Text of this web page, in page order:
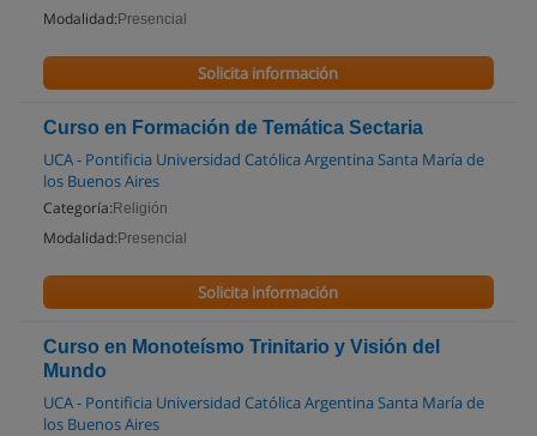
Modalidad: Presencial
Solicita información
Curso en Formación de Temática Sectaria
UCA - Pontificia Universidad Católica Argentina Santa María de
los Buenos Aires
Categoría: Religión
Modalidad: Presencial
Solicita información
Curso en Monoteísmo Trinitario y Visión del
Mundo
UCA - Pontificia Universidad Católica Argentina Santa María de
los Buenos Aires